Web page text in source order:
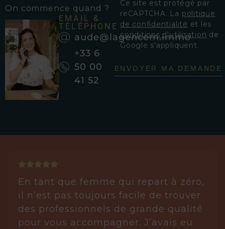
On commence quand ?
EMAIL &
TÉLÉPHONE
aude@lagencem.immo
+33 6
50 00
41 52
Ce site est protégé par
reCAPTCHA. La politique
de confidentialité et les
conditions d'utilisation de
Google s'appliquent.
ENVOYER MA DEMANDE
En tant que femme qui repart à zéro,
il n’est pas toujours facile de trouver
des professionnels de grande qualité
pour vous accompagner. J’avais eu